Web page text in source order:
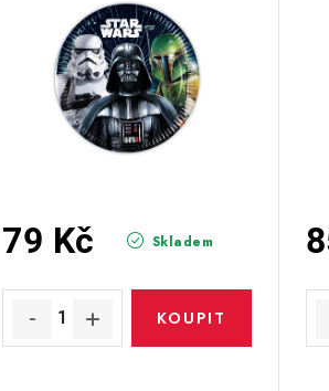
í
p
r
o
u
k
t
ů
Skladem
79 Kč